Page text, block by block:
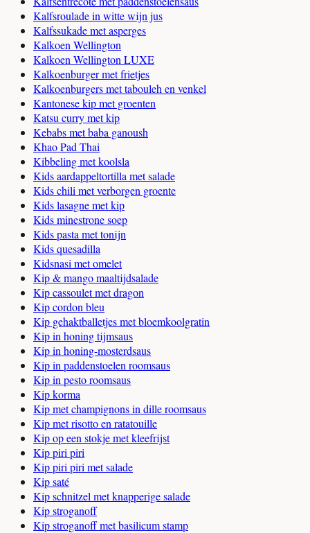
Kalfsroulade in witte wijn jus
Kalfssukade met asperges
Kalkoen Wellington
Kalkoen Wellington LUXE
Kalkoenburger met frietjes
Kalkoenburgers met tabouleh en venkel
Kantonese kip met groenten
Katsu curry met kip
Kebabs met baba ganoush
Khao Pad Thai
Kibbeling met koolsla
Kids aardappeltortilla met salade
Kids chili met verborgen groente
Kids lasagne met kip
Kids minestrone soep
Kids pasta met tonijn
Kids quesadilla
Kidsnasi met omelet
Kip & mango maaltijdsalade
Kip cassoulet met dragon
Kip cordon bleu
Kip gehaktballetjes met bloemkoolgratin
Kip in honing tijmsaus
Kip in honing-mosterdsaus
Kip in paddenstoelen roomsaus
Kip in pesto roomsaus
Kip korma
Kip met champignons in dille roomsaus
Kip met risotto en ratatouille
Kip op een stokje met kleefrijst
Kip piri piri
Kip piri piri met salade
Kip saté
Kip schnitzel met knapperige salade
Kip stroganoff
Kip stroganoff met basilicum stamp